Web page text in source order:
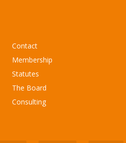
Contact
Membership
Statutes
The Board
Consulting